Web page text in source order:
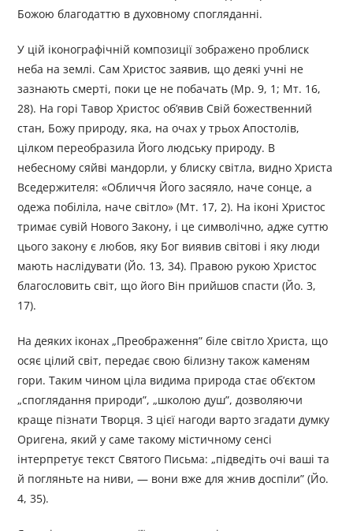
Божою благодаттю в духовному спогляданні.
У цій іконографічній композиції зображено проблиск
неба на землі. Сам Христос заявив, що деякі учні не
зазнають смерті, поки це не побачать (Мр. 9, 1; Мт. 16,
28). На горі Тавор Христос об’явив Свій божественний
стан, Божу природу, яка, на очах у трьох Апостолів,
цілком переобразила Його людську природу. В
небесному сяйві мандорли, у блиску світла, видно Христа
Вседержителя: «Обличчя Його засяяло, наче сонце, а
одежа побіліла, наче світло» (Мт. 17, 2). На іконі Христос
тримає сувій Нового Закону, і це символічно, адже суттю
цього закону є любов, яку Бог виявив світові і яку люди
мають наслідувати (Йо. 13, 34). Правою рукою Христос
благословить світ, що його Він прийшов спасти (Йо. 3,
17).
На деяких іконах „Преображення” біле світло Христа, що
осяє цілий світ, передає свою білизну також каменям
гори. Таким чином ціла видима природа стає об’єктом
„споглядання природи”, „школою душ”, дозволяючи
краще пізнати Творця. З цієї нагоди варто згадати думку
Оригена, який у саме такому містичному сенсі
інтерпретує текст Святого Письма: „підведіть очі ваші та
й погляньте на ниви, — вони вже для жнив доспіли” (Йо.
4, 35).